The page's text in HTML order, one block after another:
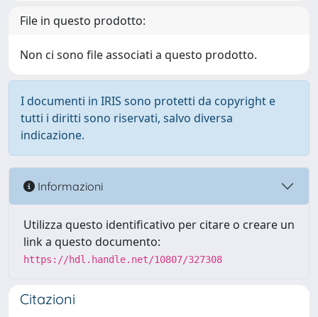
File in questo prodotto:
Non ci sono file associati a questo prodotto.
I documenti in IRIS sono protetti da copyright e
tutti i diritti sono riservati, salvo diversa
indicazione.
Informazioni
Utilizza questo identificativo per citare o creare un
link a questo documento:
https://hdl.handle.net/10807/327308
Citazioni